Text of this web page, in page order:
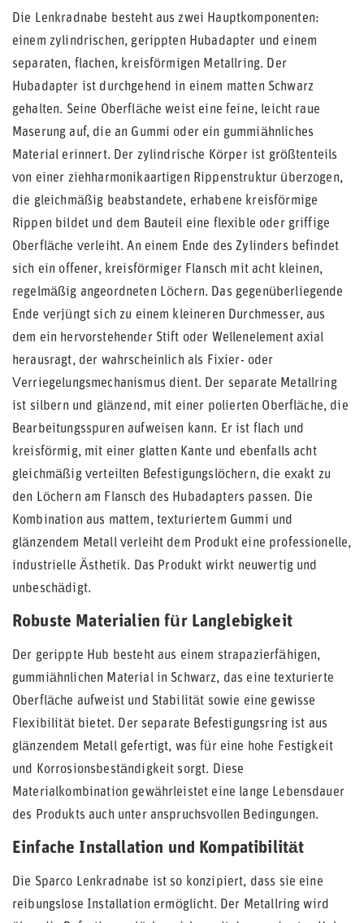
Die Lenkradnabe besteht aus zwei Hauptkomponenten:
einem zylindrischen, gerippten Hubadapter und einem
separaten, flachen, kreisförmigen Metallring. Der
Hubadapter ist durchgehend in einem matten Schwarz
gehalten. Seine Oberfläche weist eine feine, leicht raue
Maserung auf, die an Gummi oder ein gummiähnliches
Material erinnert. Der zylindrische Körper ist größtenteils
von einer ziehharmonikaartigen Rippenstruktur überzogen,
die gleichmäßig beabstandete, erhabene kreisförmige
Rippen bildet und dem Bauteil eine flexible oder griffige
Oberfläche verleiht. An einem Ende des Zylinders befindet
sich ein offener, kreisförmiger Flansch mit acht kleinen,
regelmäßig angeordneten Löchern. Das gegenüberliegende
Ende verjüngt sich zu einem kleineren Durchmesser, aus
dem ein hervorstehender Stift oder Wellenelement axial
herausragt, der wahrscheinlich als Fixier- oder
Verriegelungsmechanismus dient. Der separate Metallring
ist silbern und glänzend, mit einer polierten Oberfläche, die
Bearbeitungsspuren aufweisen kann. Er ist flach und
kreisförmig, mit einer glatten Kante und ebenfalls acht
gleichmäßig verteilten Befestigungslöchern, die exakt zu
den Löchern am Flansch des Hubadapters passen. Die
Kombination aus mattem, texturiertem Gummi und
glänzendem Metall verleiht dem Produkt eine professionelle,
industrielle Ästhetik. Das Produkt wirkt neuwertig und
unbeschädigt.
Robuste Materialien für Langlebigkeit
Der gerippte Hub besteht aus einem strapazierfähigen,
gummiähnlichen Material in Schwarz, das eine texturierte
Oberfläche aufweist und Stabilität sowie eine gewisse
Flexibilität bietet. Der separate Befestigungsring ist aus
glänzendem Metall gefertigt, was für eine hohe Festigkeit
und Korrosionsbeständigkeit sorgt. Diese
Materialkombination gewährleistet eine lange Lebensdauer
des Produkts auch unter anspruchsvollen Bedingungen.
Einfache Installation und Kompatibilität
Die Sparco Lenkradnabe ist so konzipiert, dass sie eine
reibungslose Installation ermöglicht. Der Metallring wird